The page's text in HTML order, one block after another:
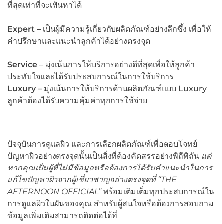
ที่สุดเท่าที่จะเฟ้นหาได้
Expert – เป็นผู้มีความรู้เกี่ยวกับผลิตภัณฑ์อย่างลึกซึ้ง เพื่อให้
คำปรึกษาและแนะนำลูกค้าได้อย่างตรงจุด
Service – มุ่งเน้นการให้บริการอย่างดีที่สุดเพื่อให้ลูกค้า
ประทับใจและได้รับประสบการณ์ในการใช้บริการ
Luxury – มุ่งเน้นการให้บริการด้านผลิตภัณฑ์แบบ Luxury
ลูกค้าต้องได้รับความคุ้มค่าทุกการใช้จ่าย
ปัจจุบันการดูแลผิว และการเลือกผลิตภัณฑ์เพื่อตอบโจทย์
ปัญหาผิวอย่างตรงจุดนั้นเป็นสิ่งที่ต้องคัดสรรอย่างพิถีพิถัน แต่
หากคุณเป็นผู้ที่ไม่มีข้อมูลหรือต้องการได้รับคำแนะนำในการ
แก้ไขปัญหาผิวจากผู้เชี่ยวชาญอย่างตรงจุดที่ “THE
AFTERNOON OFFICIAL”พร้อมเติมเต็มทุกประสบการณ์ใน
การดูแลผิวในฝันของคุณ สำหรับผู้สนใจหรือต้องการสอบถาม
ข้อมูลเพิ่มเติมสามารถติดต่อได้ที่